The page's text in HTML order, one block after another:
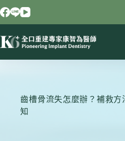
跳
至
要
齒槽骨流失怎麼辦？補救
知